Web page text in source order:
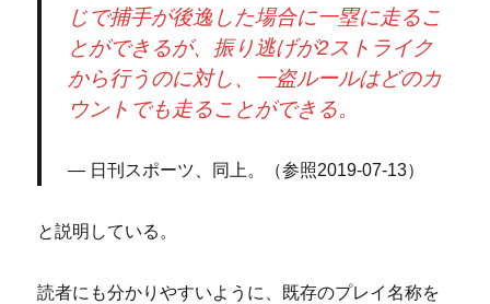
じで捕手が後逸した場合に一塁に走るこ
とができるが、振り逃げが2ストライク
から行うのに対し、一盗ルールはどのカ
ウントでも走ることができる。
日刊スポーツ、同上。（参照2019-07-13）
と説明している。
読者にも分かりやすいように、既存のプレイ名称を